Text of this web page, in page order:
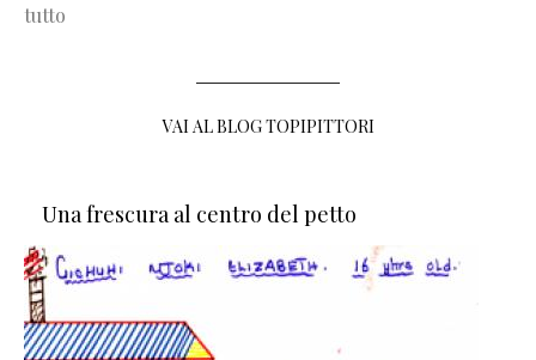
tutto
VAI AL BLOG TOPIPITTORI
Una frescura al centro del petto